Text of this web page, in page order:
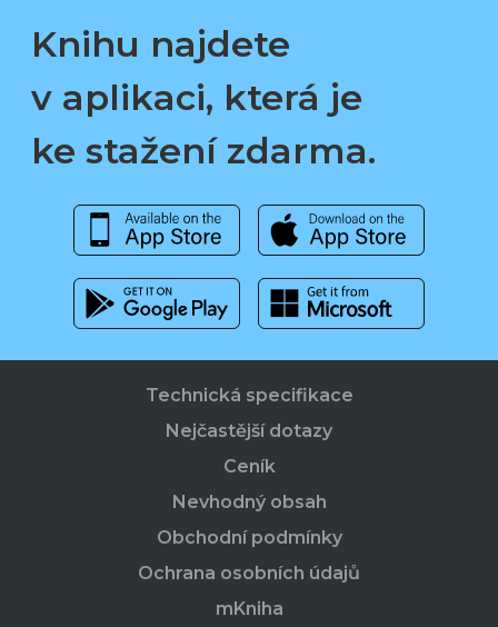
Knihu najdete
v aplikaci, která je
ke stažení zdarma.
Technická specifikace
Nejčastější dotazy
Ceník
Nevhodný obsah
Obchodní podmínky
Ochrana osobních údajů
mKniha